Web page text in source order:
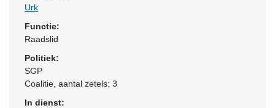
Urk
Functie:
Raadslid
Politiek:
SGP
Coalitie , aantal zetels: 3
In dienst: